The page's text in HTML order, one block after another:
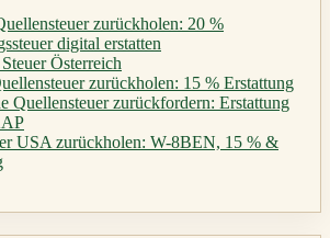
zurückholen: 20 %
digital erstatten
Österreich
zurückholen: 15 % Erstattung
Quellensteuer zurückfordern: Erstattung
USA zurückholen: W-8BEN, 15 % &